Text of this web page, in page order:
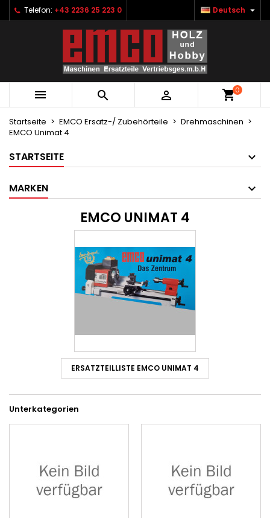
Telefon: +43 2236 25 223 0 Deutsch 
   0
Startseite EMCO Ersatz-/ Zubehörteile
Drehmaschinen
EMCO Unimat 4
STARTSEITE
MARKEN
EMCO UNIMAT 4
ERSATZTEILLISTE EMCO UNIMAT 4
Unterkategorien
Ihre Wunschlisten ×
Neue Liste anlegen
((modalTitle)) ×
((confirmMessage))
((cancelText)) ((modalDeleteText))
Wunschliste erstellen ×
Name der Wunschliste
Abbrechen Wunschliste erstellen
Anmelden ×
Sie müssen angemeldet sein, um Artikel Ihrer
Wunschliste hinzufügen zu können.
Abbrechen Anmelden